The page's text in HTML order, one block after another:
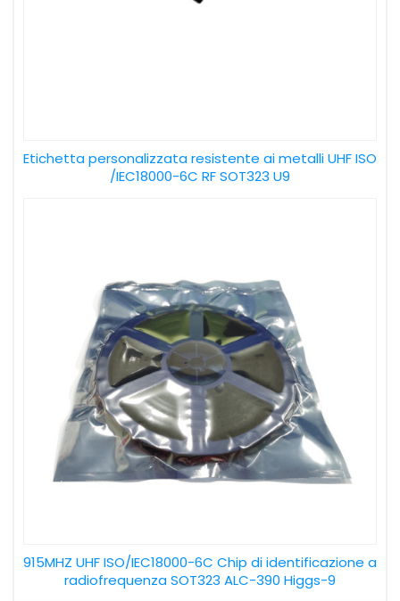
Etichetta personalizzata resistente ai metalli UHF ISO
/IEC18000-6C RF SOT323 U9
915MHZ UHF ISO/IEC18000-6C Chip di identificazione a
radiofrequenza SOT323 ALC-390 Higgs-9